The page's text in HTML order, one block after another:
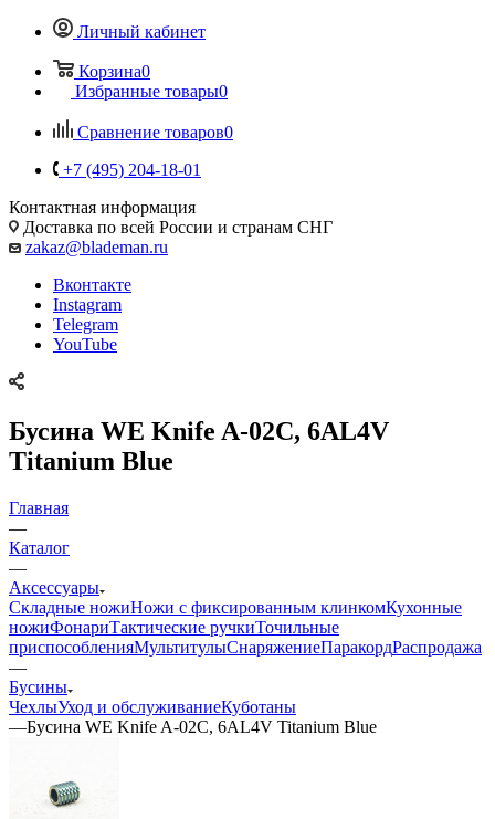
Личный кабинет
Корзина0
Избранные товары0
Сравнение товаров0
+7 (495) 204-18-01
Контактная информация
Доставка по всей России и странам СНГ
zakaz@blademan.ru
Вконтакте
Instagram
Telegram
YouTube
Бусина WE Knife A-02C, 6AL4V
Titanium Blue
Главная
—
Каталог
—
Аксессуары
Складные ножиНожи с фиксированным клинкомКухонные
ножиФонариТактические ручкиТочильные
приспособленияМультитулыСнаряжениеПаракордРаспродажа
—
Бусины
ЧехлыУход и обслуживаниеКуботаны
—Бусина WE Knife A-02C, 6AL4V Titanium Blue